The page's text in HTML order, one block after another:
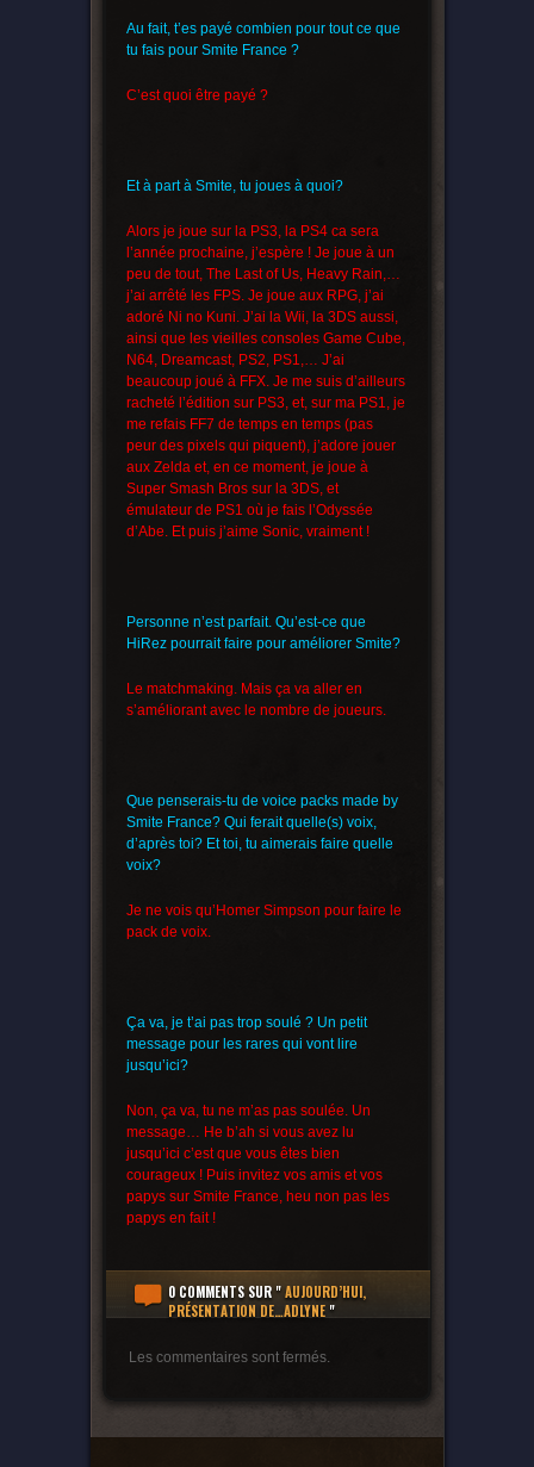
Au fait, t’es payé combien pour tout ce que
tu fais pour Smite France ?
C’est quoi être payé ?
Et à part à Smite, tu joues à quoi?
Alors je joue sur la PS3, la PS4 ca sera
l’année prochaine, j’espère ! Je joue à un
peu de tout, The Last of Us, Heavy Rain,…
j’ai arrêté les FPS. Je joue aux RPG, j’ai
adoré Ni no Kuni. J’ai la Wii, la 3DS aussi,
ainsi que les vieilles consoles Game Cube,
N64, Dreamcast, PS2, PS1,… J’ai
beaucoup joué à FFX. Je me suis d’ailleurs
racheté l’édition sur PS3, et, sur ma PS1, je
me refais FF7 de temps en temps (pas
peur des pixels qui piquent), j’adore jouer
aux Zelda et, en ce moment, je joue à
Super Smash Bros sur la 3DS, et
émulateur de PS1 où je fais l’Odyssée
d’Abe. Et puis j’aime Sonic, vraiment !
Personne n’est parfait. Qu’est-ce que
HiRez pourrait faire pour améliorer Smite?
Le matchmaking. Mais ça va aller en
s’améliorant avec le nombre de joueurs.
Que penserais-tu de voice packs made by
Smite France? Qui ferait quelle(s) voix,
d’après toi? Et toi, tu aimerais faire quelle
voix?
Je ne vois qu’Homer Simpson pour faire le
pack de voix.
Ça va, je t’ai pas trop soulé ? Un petit
message pour les rares qui vont lire
jusqu’ici?
Non, ça va, tu ne m’as pas soulée. Un
message… He b’ah si vous avez lu
jusqu’ici c’est que vous êtes bien
courageux ! Puis invitez vos amis et vos
papys sur Smite France, heu non pas les
papys en fait !
0 COMMENTSSUR "AUJOURD’HUI,
PRÉSENTATION DE…ADLYNE"
Les commentaires sont fermés.